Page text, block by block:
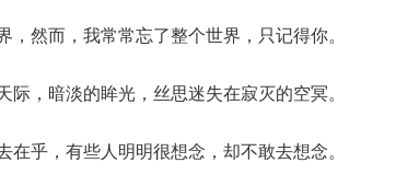
然而，我常常忘了整个世界，只记得你。
，暗淡的眸光，丝思迷失在寂灭的空冥。
乎，有些人明明很想念，却不敢去想念。